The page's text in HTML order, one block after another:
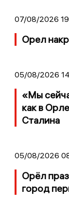
07/08/2026
Орел
05/08/2026
«Мы
как в
Сталина
05/08/2026
Орёл
город